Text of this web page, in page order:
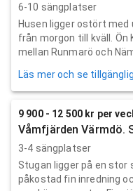
6-10 sängplatser
Husen ligger ostört med
från morgon till kväll. Ön
mellan Runmarö och
Läs mer och se
9 900 - 12 500 kr per
Våmfjärden Värmdö.
3-4 sängplatser
Stugan ligger på en stor
påkostad fin inredning